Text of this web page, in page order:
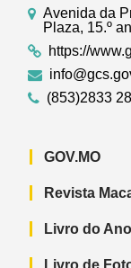
Avenida da
Plaza, 15.º
https://
(853)2833
GOV.MO
Revista
Livro do Ano
Livro de